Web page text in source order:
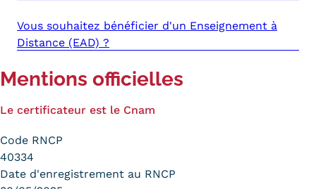
Vous souhaitez bénéficier d'un Enseignement à
Distance (EAD) ?
Mentions officielles
Le certificateur est le Cnam
Code RNCP
40334
Date d'enregistrement au RNCP